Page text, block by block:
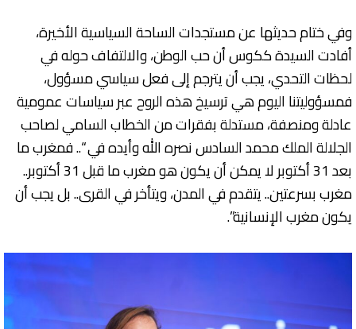
وفي ختام حديثها عن مستجدات الساحة السياسية الأخيرة،
أفادت السيدة ككوس أن حب الوطن، والالتفاف حوله في
لحظات التحدي، يجب أن يترجم إلى فعل سياسي مسؤول،
فمسؤوليتنا اليوم هي ترسيخ هذه الروح عبر سياسات عمومية
عادلة ومنصفة، مستدلة بفقرات من الخطاب السامي لصاحب
الجلالة الملك محمد السادس نصره الله وأيده في “.. فمغرب ما
بعد 31 أكتوبر لا يمكن أن يكون هو مغرب ما قبل 31 أكتوبر..
مغرب بسرعتين.. يتقدم في المدن، ويتأخر في القرى.. بل يجب أن
يكون مغرب الإنسانية”.